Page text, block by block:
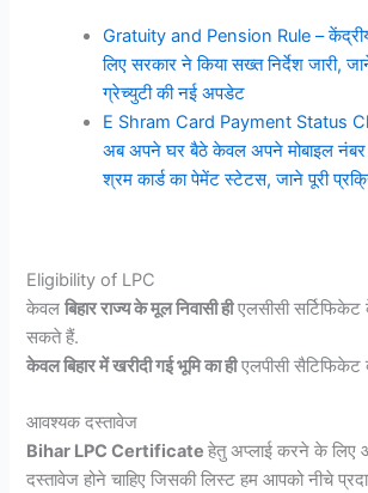
Gratuity and Pension Rule – केंद्रीय
लिए सरकार ने किया सख्त निर्देश जारी,
ग्रेच्युटी की नई अपडेट
E Shram Card Payment Status
अब अपने घर बैठे केवल अपने मोबाइल
श्रम कार्ड का पेमेंट स्टेटस, जाने पूरी
Eligibility of LPC
केवलबिहार राज्य के मूल निवासी हीएलसीसी
सकते हैं.
केवल बिहार में खरीदी गई भूमि का हीएलपीसी सैटिफिकेट
आवश्यक दस्तावेज
Bihar LPC Certificateहेतु अप्लाई करने के
दस्तावेज होने चाहिए जिसकी लिस्ट हम आपको नीचे